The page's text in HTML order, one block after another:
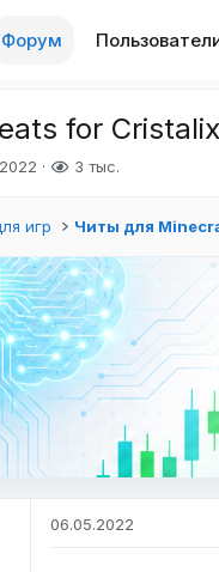
Форум
for
3 тыс.
игр Читы для
06.05.2022